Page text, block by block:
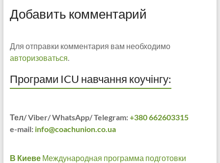
Добавить комментарий
Для отправки комментария вам необходимо
авторизоваться.
Програми ICU навчання коучінгу:
Тел/ Viber/ WhatsApp/ Telegram:+380 662603315
e-mail: info@coachunion.co.ua
В КиевеМеждународная программа подготовки